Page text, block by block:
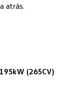
atrás.
(265CV)